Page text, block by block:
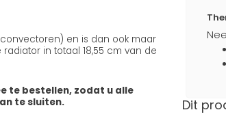
en is dan ook maar
in totaal 18,55 cm van de
te bestellen, zodat u alle
te sluiten.
Dit